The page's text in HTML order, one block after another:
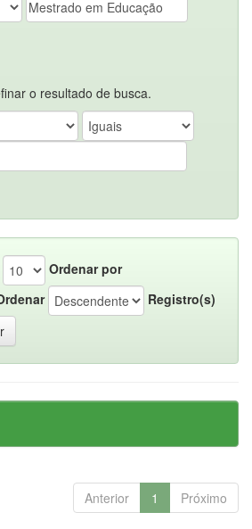
o resultado de busca.
Ordenar por
Registro(s)
Anterior 1 Próximo